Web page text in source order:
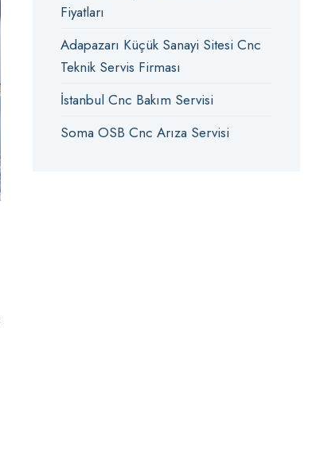
Fiyatları
Adapazarı Küçük Sanayi Sitesi Cnc
Teknik Servis Firması
İstanbul Cnc Bakım Servisi
Soma OSB Cnc Arıza Servisi